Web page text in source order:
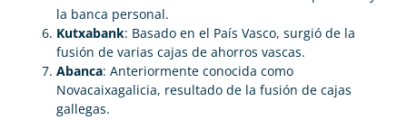
la banca personal.
Kutxabank: Basado en el País Vasco, surgió de la
fusión de varias cajas de ahorros vascas.
Abanca: Anteriormente conocida como
Novacaixagalicia, resultado de la fusión de cajas
gallegas.